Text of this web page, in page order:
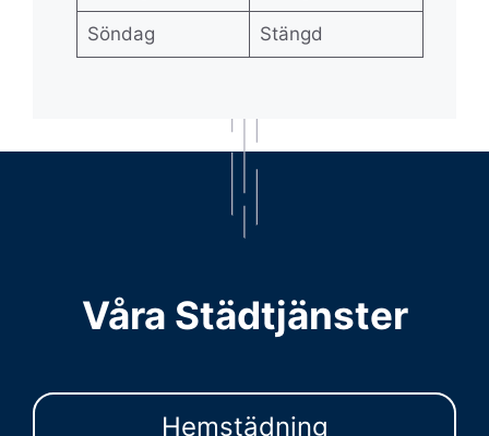
Söndag Stängd
Våra Städtjänster
Hemstädning